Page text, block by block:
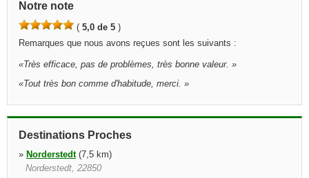
Notre note
( 5,0 de 5 )
Remarques que nous avons reçues sont les suivants :
«Très efficace, pas de problèmes, très bonne valeur. »
«Tout très bon comme d'habitude, merci. »
Destinations Proches
» Norderstedt(7,5 km)
Norderstedt, 22850